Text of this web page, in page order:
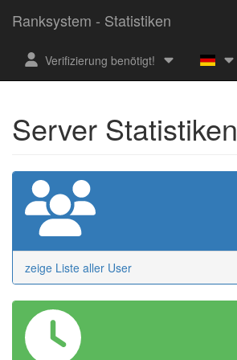
Ranksystem - Statistiken
Verifizierung benötigt!
Server Statistiken
zeige Liste aller User